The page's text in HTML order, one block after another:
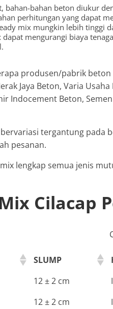
bahan beton diukur
perhitungan yang dapat
mix mungkin lebih tinggi
mengurangi biaya
produsen/pabrik
Jaya Beton, Varia Usaha
Indocement Beton,
tergantung pada
pesanan.
lengkap semua jenis
Cilacap
SLUMP
12 ± 2 cm
12 ± 2 cm